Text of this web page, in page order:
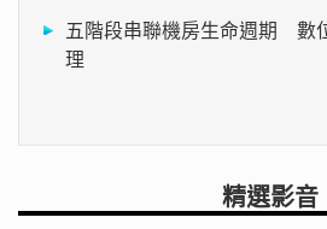
五階段串聯機房生命週期 數
理
精選影音